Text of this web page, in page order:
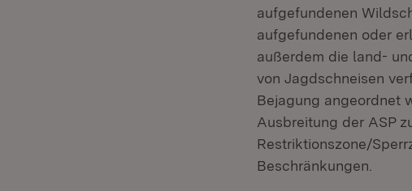
aufgefundenen
aufgefundenen oder
außerdem die land-
von Jagdschneisen
Bejagung angeordnet
Ausbreitung der ASP
Restriktionszone/
Beschränkungen.